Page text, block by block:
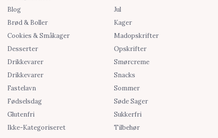
Blog
Brød & Boller
Cookies & Småkager
Desserter
Drikkevarer
Drikkevarer
Fastelavn
Fødselsdag
Glutenfri
Ikke-Kategoriseret
Jul
Kager
Madopskrifter
Opskrifter
Smørcreme
Snacks
Sommer
Søde Sager
Sukkerfri
Tilbehør